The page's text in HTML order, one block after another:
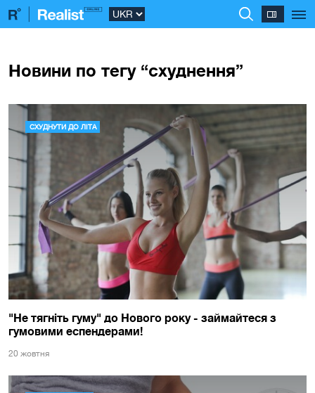
Новини по тегу “схуднення”
СХУДНУТИ ДО ЛІТА
"Не тягніть гуму" до Нового року - займайтеся з
гумовими еспендерами!
20 жовтня